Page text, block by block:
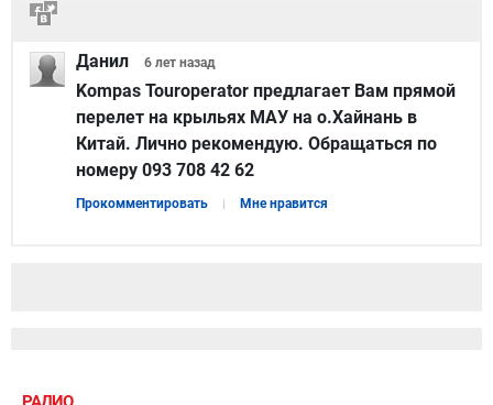
Данил 6 лет назад
Kompas Touroperator предлагает Вам прямой
перелет на крыльях МАУ на о.Хайнань в
Китай. Лично рекомендую. Обращаться по
номеру 093 708 42 62
Прокомментировать Мне нравится